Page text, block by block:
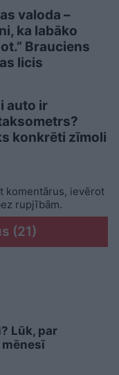
valoda –
ka labāko
Brauciens
licis
auto ir
konkrēti zīmoli
komentārus, ievērot
rupjībām.
(21)
Lūk, par